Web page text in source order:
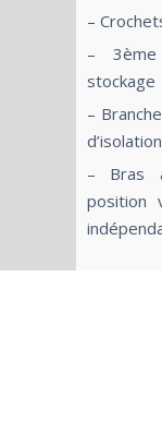
–
–
stockage
–
d’isolation
– Bras
position